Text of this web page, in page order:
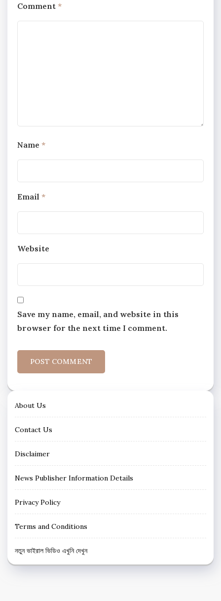
Comment *
Name *
Email *
Website
Save my name, email, and website in this
browser for the next time I comment.
About Us
Contact Us
Disclaimer
News Publisher Information Details
Privacy Policy
Terms and Conditions
নতুন ভাইরাল ভিডিও এখুনি দেখুন